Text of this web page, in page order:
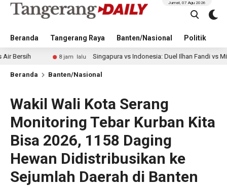
Beranda Tangerang Raya Banten/Nasional Politik
Jumat, 07 Agu 2026
8 jam lalu Singapura vs Indonesia: Duel Ilhan Fandi vs Mitchell Baker
Beranda Banten/Nasional
Wakil Wali Kota Serang
Monitoring Tebar Kurban Kita
Bisa 2026, 1158 Daging
Hewan Didistribusikan ke
Sejumlah Daerah di Banten